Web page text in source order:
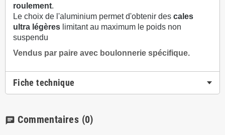
roulement.
Le choix de l'aluminium permet d'obtenir des cales
ultra légères limitant au maximum le poids non
suspendu
Vendus par paire avec boulonnerie spécifique.
Fiche technique
chat Commentaires (0)